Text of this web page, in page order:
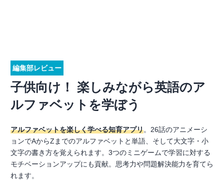
編集部レビュー
子供向け！ 楽しみながら英語のア
ルファベットを学ぼう
アルファベットを楽しく学べる知育アプリ。26話のアニメーシ
ョンでAからZまでのアルファベットと単語、そして大文字・小
文字の書き方を覚えられます。3つのミニゲームで学習に対する
モチベーションアップにも貢献。思考力や問題解決能力を育てら
れます。